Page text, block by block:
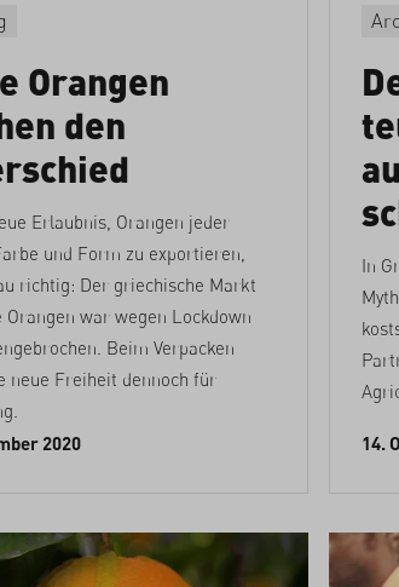
Orangen
den
Erlaubnis, Orangen jeder
und Form zu exportieren,
richtig: Der griechische Markt
war wegen Lockdown
Beim Verpacken
neue Freiheit dennoch für
2020
In
14.